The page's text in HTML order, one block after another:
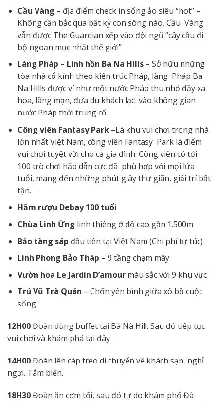
Cầu Vàng – địa điểm check in sống ảo siêu “hot” –
Không cần bắc qua bất kỳ con sông nào, Cầu Vàng
vẫn được The Guardian xếp vào đội ngũ “cây cầu đi
bộ ngoạn mục nhất thế giới”
Làng Pháp – Linh hồn Ba Na Hills – Sở hữu những
tòa nhà cổ kính theo kiến trúc Pháp, làng Pháp Ba
Na Hills được ví như một nước Pháp thu nhỏ đầy xa
hoa, lãng mạn, đưa du khách lạc vào không gian
nước Pháp thời trung cổ
Công viên Fantasy Park–Là khu vui chơi trong nhà
lớn nhất Việt Nam, công viên Fantasy Park là điểm
vui chơi tuyệt vời cho cả gia đình. Công viên có tới
100 trò chơi hấp dẫn cực đã phù hợp với mọi lứa
tuổi, mang đến những phút giây thư giãn, giải trí bất
tận.
Hầm rượu Debay 100tuổi
Chùa Linh Ứng linh thiêng ở độ cao gần 1.500m
Bảo tàng sáp đầu tiên tại Việt Nam (Chi phí tự túc)
Linh Phong Bảo Tháp – 9 tầng chạm mây
Vườn hoa Le Jardin D’amourmàu sắc với 9 khu vực
Trú Vũ Trà Quán – Chốn yên bình giữa xô bồ cuộc
sống
12H00Đoàn dùng buffet tại Bà Nà Hill. Sau đó tiếp tục
vui chơi và khám phá tại đây
14H00Đoàn lên cáp treo di chuyển về khách sạn, nghỉ
ngơi. Tắm biển.
18H30Đoàn ăn cơm tối, sau đó tự do khám phố Đà